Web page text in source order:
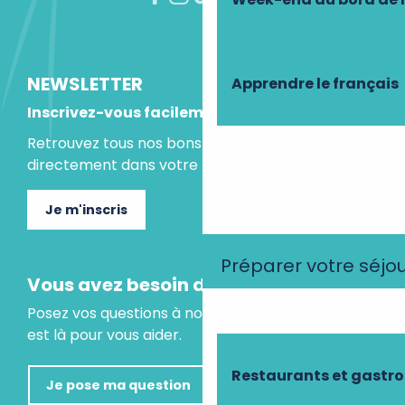
Apprendre le français
Préparer votre
Restaurants et
NEWSLETTER
Inscrivez-vous facilement
Retrouvez tous nos bons plans et idées séjours
directement dans votre boite mail.
Je m'inscris
Vous avez besoin d'un conseil ?
Posez vos questions à notre assistant virtuel, il
est là pour vous aider.
Je pose ma question